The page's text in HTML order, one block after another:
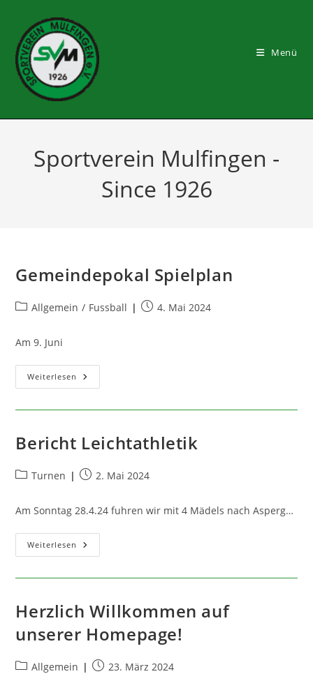
springen
Menü
Sportverein Mulfingen -
Since 1926
Gemeindepokal Spielplan
Beitrags-
Allgemein / Fussball
Beitrag4. Mai 2024
Am 9. Juni
Weiterlesen Gemeindepokal
Spielplan
Bericht Leichtathletik
Beitrags-
Turnen
Beitrag2. Mai 2024
Am Sonntag 28.4.24 fuhren wir mit 4 Mädels nach Asperg…
Weiterlesen Bericht
Leichtathletik
Herzlich Willkommen auf
unserer Homepage!
Beitrags-
Allgemein
Beitrag23. März 2024